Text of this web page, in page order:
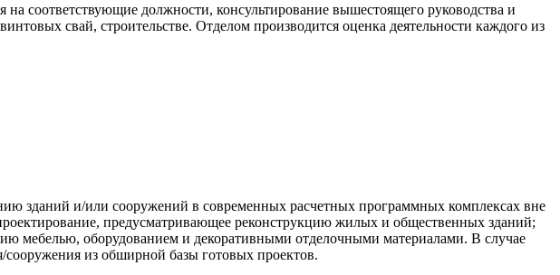
соответствующие должности, консультирование вышестоящего руководства и
свай, строительстве. Отделом производится оценка деятельности каждого из
зданий и/или сооружений в современных расчетных программных комплексах вне
предусматривающее реконструкцию жилых и общественных зданий;
мебелью, оборудованием и декоративными отделочными материалами. В случае
сооружения из обширной базы готовых проектов.